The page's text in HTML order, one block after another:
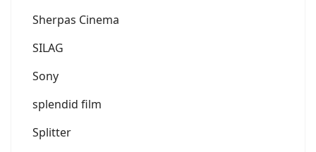
Sherpas Cinema
SILAG
Sony
splendid film
Splitter